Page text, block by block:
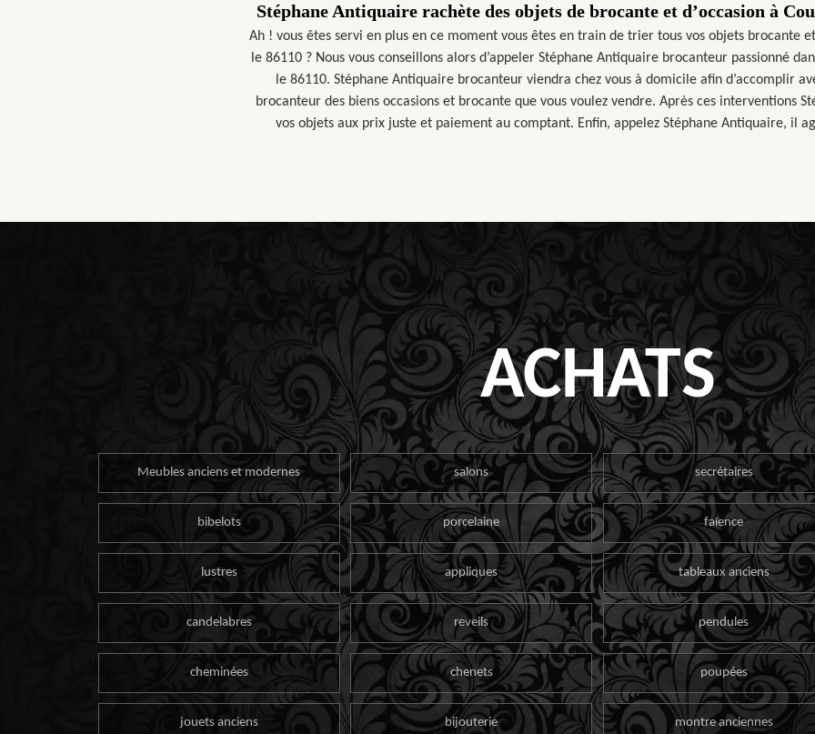
Stéphane Antiquaire rachète des objets de brocante et d’occasion à
Ah ! vous êtes servi en plus en ce moment vous êtes en train de trier tous vos objets brocante et
le 86110 ? Nous vous conseillons alors d’appeler Stéphane Antiquaire brocanteur passionné
le 86110. Stéphane Antiquaire brocanteur viendra chez vous à domicile afin d’accomplir
brocanteur des biens occasions et brocante que vous voulez vendre. Après ces interventions
vos objets aux prix juste et paiement au comptant. Enfin, appelez Stéphane Antiquaire, il
ACHATS
Meubles anciens et modernes salons secrétaires
bibelots porcelaine faïence
lustres appliques tableaux anciens
candelabres reveils pendules
cheminées chenets poupées
jouets anciens bijouterie montre anciennes